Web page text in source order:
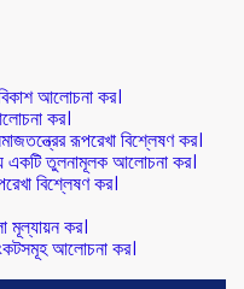
আলোচনা কর।
কর।
রূপরেখা বিশ্লেষণ কর।
একটি তুলনামূলক আলোচনা কর।
বিশ্লেষণ কর।
মূল্যায়ন কর।
আলোচনা কর।